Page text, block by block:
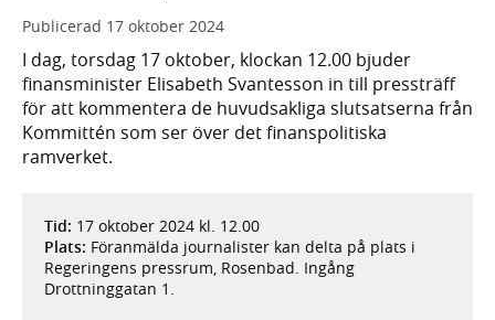
Publicerad 17 oktober 2024
I dag, torsdag 17 oktober, klockan 12.00 bjuder
finansminister Elisabeth Svantesson in till pressträff
för att kommentera de huvudsakliga slutsatserna från
Kommittén som ser över det finanspolitiska
ramverket.
Tid: 17 oktober 2024 kl. 12.00
Plats: Föranmälda journalister kan delta på plats i
Regeringens pressrum, Rosenbad. Ingång
Drottninggatan 1.